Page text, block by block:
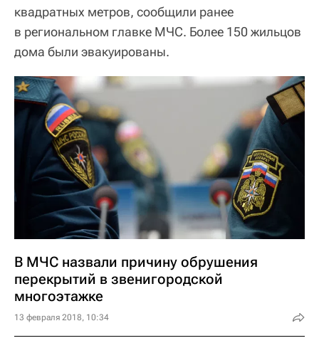
квадратных метров, сообщили ранее
в региональном главке МЧС. Более 150 жильцов
дома были эвакуированы.
В МЧС назвали причину обрушения
перекрытий в звенигородской
многоэтажке
13 февраля 2018, 10:34